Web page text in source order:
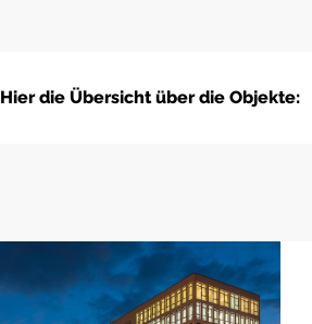
Hier die Übersicht über die Objekte: